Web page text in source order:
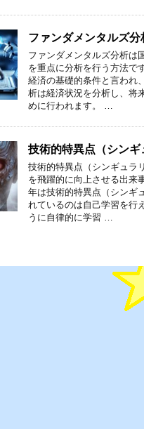
ファンダメンタルズ分
ファンダメンタルズ分析は
を重点に分析を行う方法で
経済の基礎的条件と言われ
析は経済状況を分析し、将
めに行われます。 …
技術的特異点（シンギ
技術的特異点（シンギュラ
を飛躍的に向上させる出来
年は技術的特異点（シンギ
れているのは自己学習を行
うに自律的に学習 …